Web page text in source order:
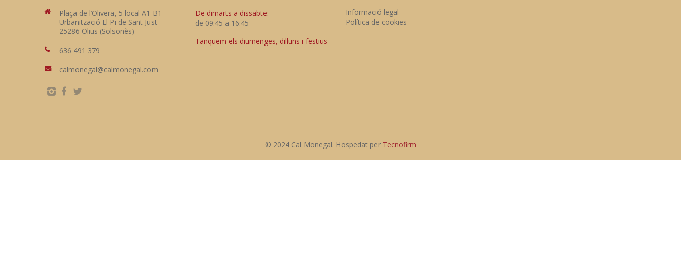
Plaça de l’Olivera, 5 local A1 B1
Urbanització El Pi de Sant Just
25286 Olius (Solsonès)
636 491 379
calmonegal@calmonegal.com
De dimarts a dissabte:
de 09:45 a 16:45
Tanquem els diumenges, dilluns i festius
Informació legal
Política de cookies
© 2024 Cal Monegal. Hospedat per Tecnofirm